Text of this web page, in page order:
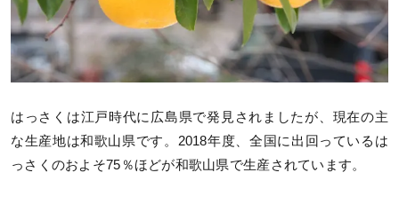
はっさくは江戸時代に広島県で発見されましたが、現在の主
な生産地は和歌山県です。2018年度、全国に出回っているは
っさくのおよそ75％ほどが和歌山県で生産されています。